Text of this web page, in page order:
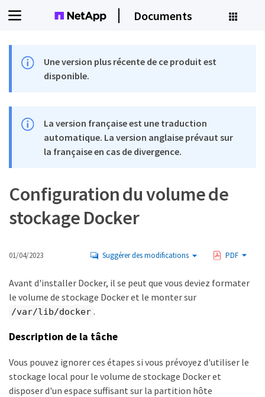
Documents
Une version plus récente de ce produit est
disponible.
La version française est une traduction
automatique. La version anglaise prévaut sur
la française en cas de divergence.
Configuration du volume de
stockage Docker
01/04/2023 Suggérer des modifications PDF
Avant d'installer Docker, il se peut que vous deviez formater
le volume de stockage Docker et le monter sur
/var/lib/docker .
Description de la tâche
Vous pouvez ignorer ces étapes si vous prévoyez d'utiliser le
stockage local pour le volume de stockage Docker et
disposer d'un espace suffisant sur la partition hôte